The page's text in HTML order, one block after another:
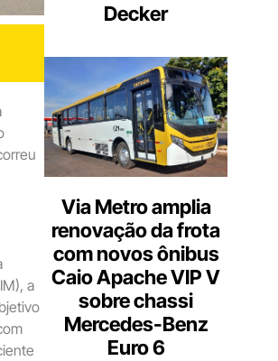
a
Decker
Via Metro amplia
renovação da frota
com novos ônibus
Caio Apache VIP V
sobre chassi
Mercedes-Benz
Euro 6